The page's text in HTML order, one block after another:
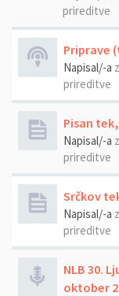
prireditve
Priprave
Napisal/-a
prireditve
Pisan
Napisal/-a
prireditve
Srčkov
Napisal/-a
prireditve
NLB 30.
oktober